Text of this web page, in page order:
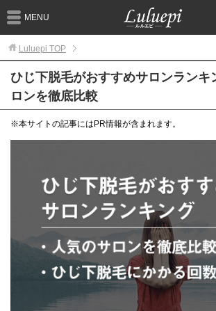
MENU
Luluepi TOP
ひじ下脱毛がおすすめサロンランキ
ロンを徹底比較
※本サイトの記事にはPR情報が含まれます。